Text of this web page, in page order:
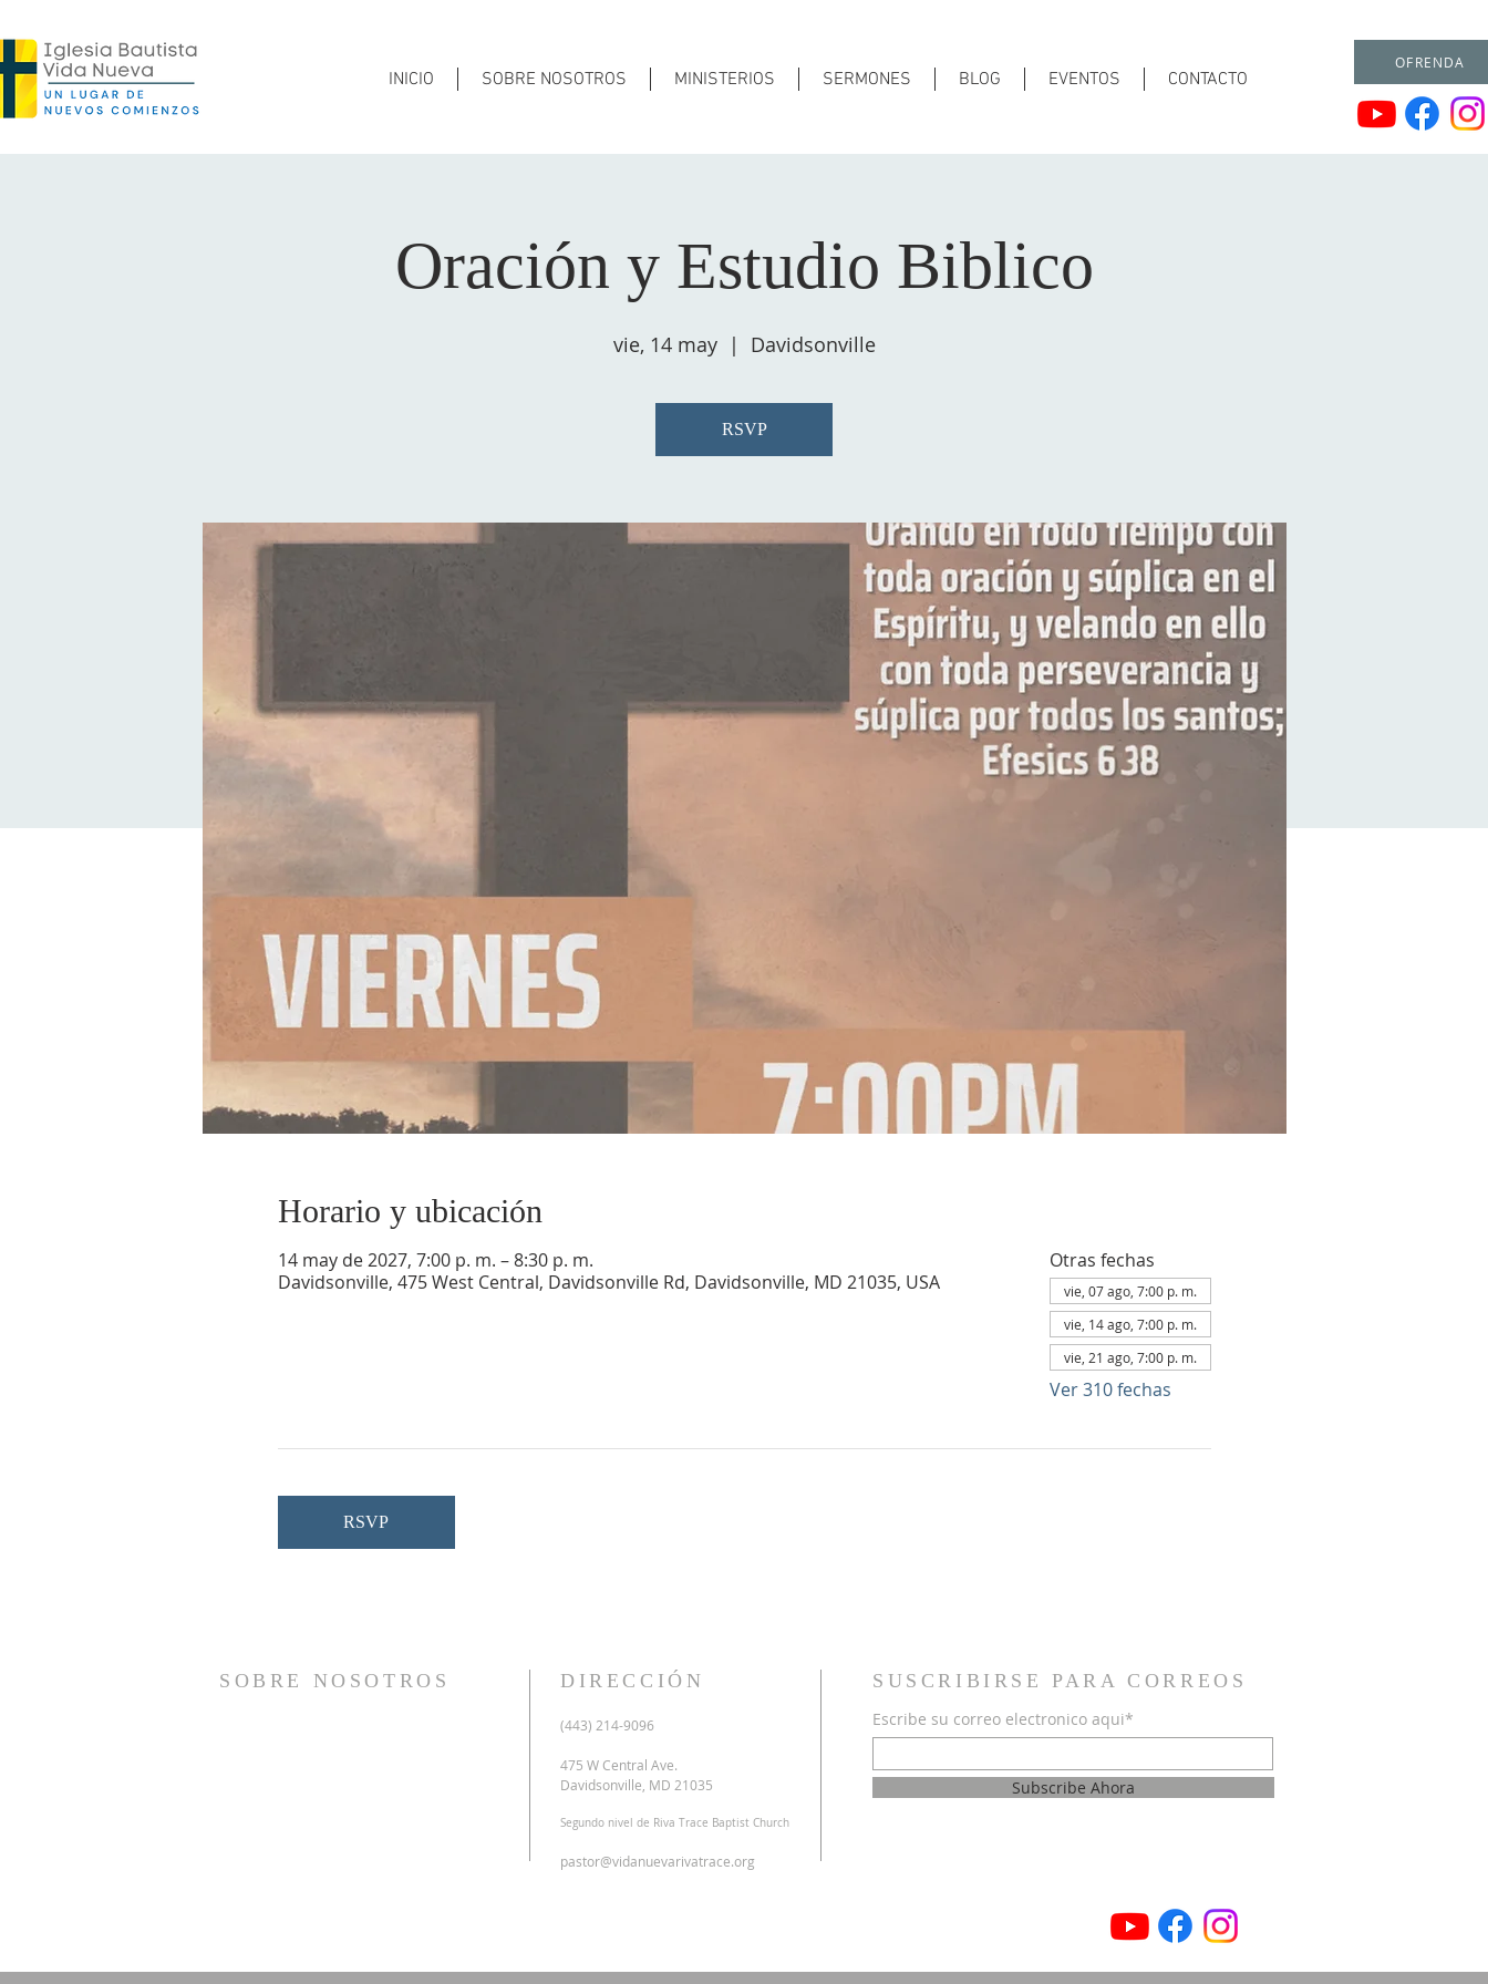
INICIO SOBRE NOSOTROS MINISTERIOS SERMONES BLOG EVENTOS CONTACTO
OFRENDA
Oración y Estudio Biblico
vie, 14 may
  |
Davidsonville
RSVP
Horario y ubicación
14 may de 2027, 7:00 p. m. – 8:30 p. m.
Davidsonville, 475 West Central, Davidsonville Rd, Davidsonville, MD 21035, USA
Otras fechas
vie, 07 ago, 7:00 p. m.
vie, 14 ago, 7:00 p. m.
vie, 21 ago, 7:00 p. m.
Ver 310 fechas
RSVP
SOBRE NOSOTROS DIRECCIÓN
(443) 214-9096
475 W Central Ave.
Davidsonville, MD 21035
Segundo nivel de Riva Trace Baptist Church
pastor@vidanuevarivatrace.org
SUSCRIBIRSE PARA CORREOS
Escribe su correo electronico aqui*
Subscribe Ahora